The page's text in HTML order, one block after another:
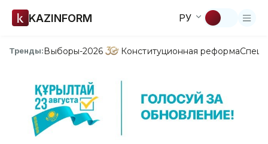
KAZINFORM РУ
Тренды:Выборы-2026 Конституционная реформа